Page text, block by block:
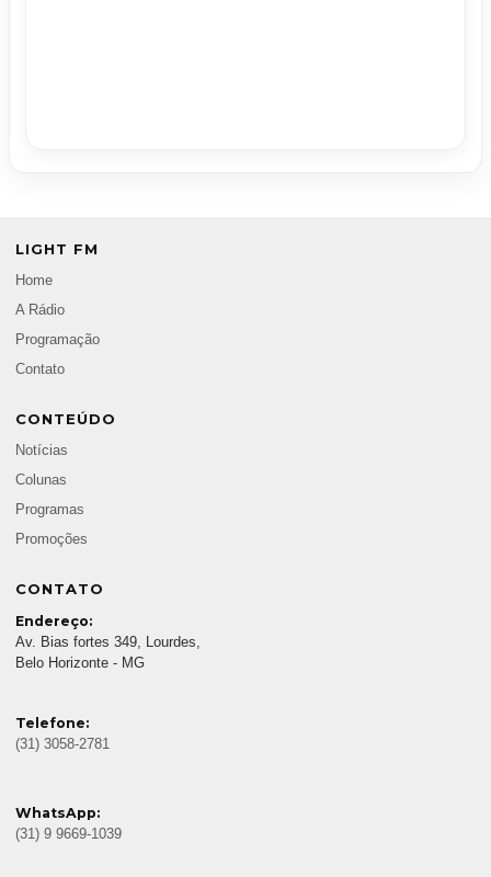
LIGHT FM
Home
A Rádio
Programação
Contato
CONTEÚDO
Notícias
Colunas
Programas
Promoções
CONTATO
Endereço:
Av. Bias fortes 349, Lourdes,
Belo Horizonte - MG
Telefone:
(31) 3058-2781
WhatsApp:
(31) 9 9669-1039